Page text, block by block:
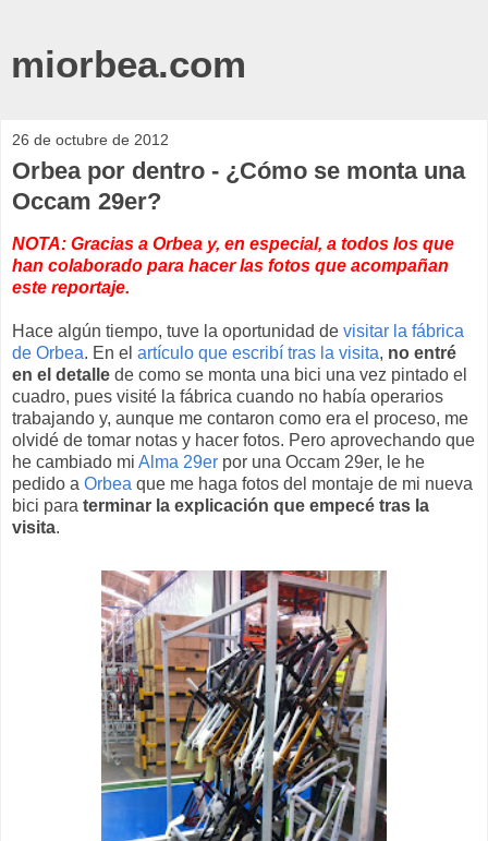
miorbea.com
26 de octubre de 2012
Orbea por dentro - ¿Cómo se monta una
Occam 29er?
NOTA: Gracias a Orbea y, en especial, a todos los que
han colaborado para hacer las fotos que acompañan
este reportaje.
Hace algún tiempo, tuve la oportunidad de visitar la fábrica
de Orbea. En el artículo que escribí tras la visita, no entré
en el detalle de como se monta una bici una vez pintado el
cuadro, pues visité la fábrica cuando no había operarios
trabajando y, aunque me contaron como era el proceso, me
olvidé de tomar notas y hacer fotos. Pero aprovechando que
he cambiado mi Alma 29er por una Occam 29er, le he
pedido a Orbea que me haga fotos del montaje de mi nueva
bici para terminar la explicación que empecé tras la
visita.